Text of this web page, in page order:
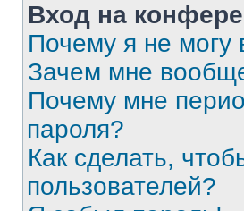
Вход на
Почему я не могу
Зачем мне
Почему мне
пароля?
Как сделать,
пользователей?